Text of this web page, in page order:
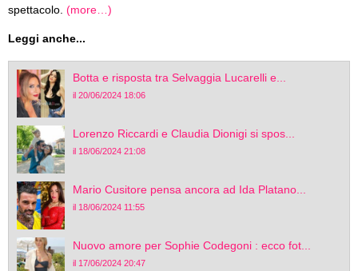
spettacolo. (more…)
Leggi anche...
Botta e risposta tra Selvaggia Lucarelli e...
il 20/06/2024 18:06
Lorenzo Riccardi e Claudia Dionigi si spos...
il 18/06/2024 21:08
Mario Cusitore pensa ancora ad Ida Platano...
il 18/06/2024 11:55
Nuovo amore per Sophie Codegoni : ecco fot...
il 17/06/2024 20:47